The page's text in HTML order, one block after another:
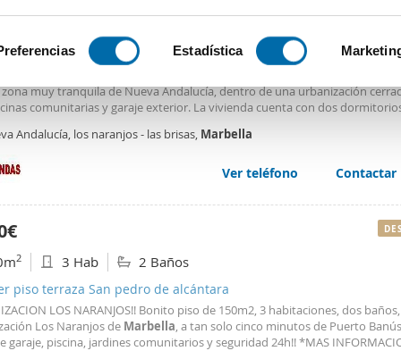
analizándolo activamente para buscar características
cómo se procesan sus datos personales y establezca
de datos. Puede cambiar o retirar su consentimiento en
se usan para personalizar el contenido y los anuncios,
el tráfico. Además, compartimos información sobre el uso
de redes sociales, publicidad y análisis web, quienes
que les haya proporcionado o que hayan recopilado a
Estadística
piso terraza Nueva andalucía
muy tranquila de Nueva Andalucía, dentro de una urbanización
comunitarias y garaje exterior. La vivienda cuenta con dos
dos meses de fianza, mes en curso y un mes de honorarios de agencia.
Andalucía, los naranjos - las brisas, Marbella
Ver teléfono Contactar
2 3 Hab 2 Baños
piso terraza San pedro de alcántara
LOS NARANJOS!! Bonito piso de 150m2, 3 habitaciones, dos
Los Naranjos de Marbella, a tan solo cinco minutos de Puerto
garaje, piscina, jardines comunitarios y seguridad 24h!! *MAS